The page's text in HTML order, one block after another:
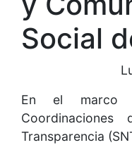
Social
En el marco
Transparencia